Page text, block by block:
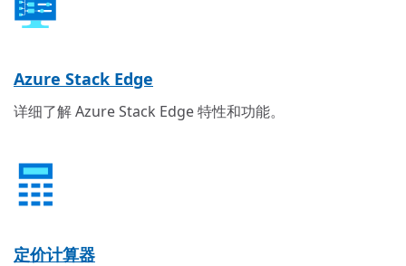
Azure Stack Edge
详细了解 Azure Stack Edge 特性和功能。
定价计算器